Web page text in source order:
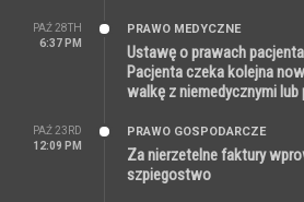
PAŹ 28TH
6:37 PM
PRAWO MEDYCZNE
Ustawę o prawach
Pacjenta czeka kolejna
walkę z niemedycznymi
PAŹ 23RD
12:09 PM
PRAWO GOSPODARCZE
Za nierzetelne faktury
szpiegostwo